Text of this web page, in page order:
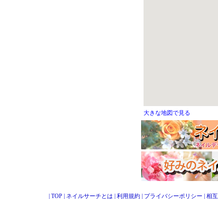
大きな地図で見る
TOP ネイルサーチとは 利用規約 プライバシーポリシー 相